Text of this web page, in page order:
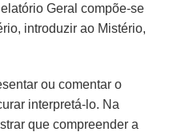
Geral compõe-se
introduzir ao Mistério,
ou comentar o
interpretá-lo. Na
que compreender a